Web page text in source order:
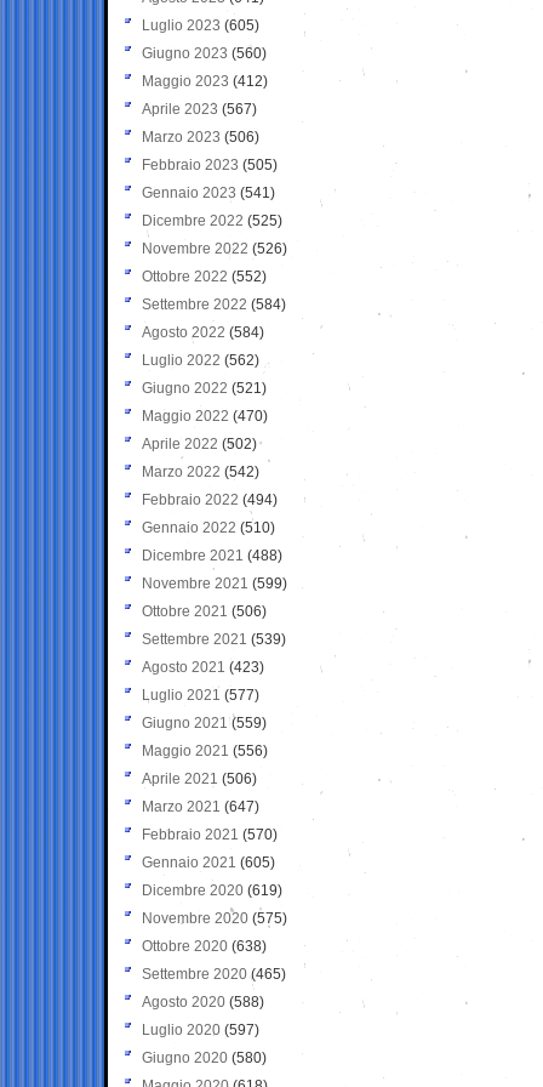
Luglio 2023 (605)
Giugno 2023 (560)
Maggio 2023 (412)
Aprile 2023 (567)
Marzo 2023 (506)
Febbraio 2023 (505)
Gennaio 2023 (541)
Dicembre 2022 (525)
Novembre 2022 (526)
Ottobre 2022 (552)
Settembre 2022 (584)
Agosto 2022 (584)
Luglio 2022 (562)
Giugno 2022 (521)
Maggio 2022 (470)
Aprile 2022 (502)
Marzo 2022 (542)
Febbraio 2022 (494)
Gennaio 2022 (510)
Dicembre 2021 (488)
Novembre 2021 (599)
Ottobre 2021 (506)
Settembre 2021 (539)
Agosto 2021 (423)
Luglio 2021 (577)
Giugno 2021(559)
Maggio 2021 (556)
Aprile 2021 (506)
Marzo 2021 (647)
Febbraio 2021 (570)
Gennaio 2021 (605)
Dicembre 2020 (619)
Novembre 2020 (575)
Ottobre 2020 (638)
Settembre 2020(465)
Agosto 2020 (588)
Luglio 2020 (597)
Giugno 2020 (580)